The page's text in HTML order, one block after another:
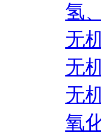
氢
无
无
无
氧